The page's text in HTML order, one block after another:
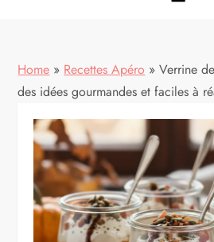
Home » Recettes Apéro » Verrine
des idées gourmandes et faciles à